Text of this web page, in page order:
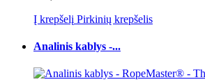
Į krepšelį Pirkinių krepšelis
Analinis kablys -...